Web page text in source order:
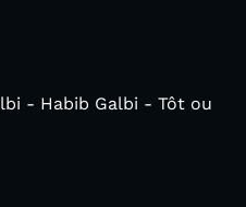
- Habib Galbi - Tôt ou